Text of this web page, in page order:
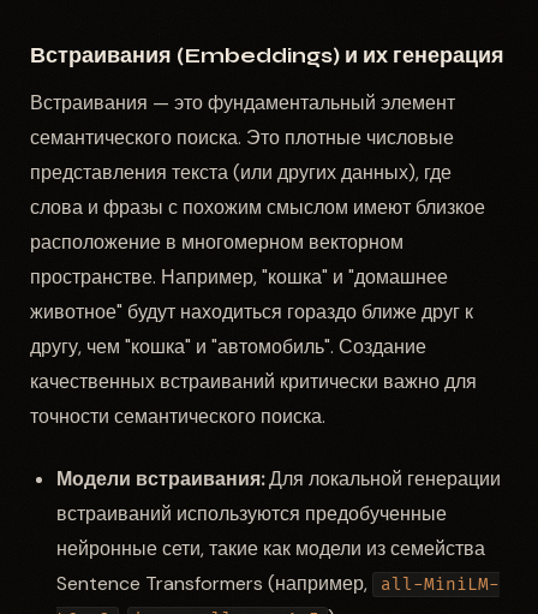
Встраивания (Embeddings) и их генерация
Встраивания — это фундаментальный элемент
семантического поиска. Это плотные числовые
представления текста (или других данных), где
слова и фразы с похожим смыслом имеют близкое
расположение в многомерном векторном
пространстве. Например, "кошка" и "домашнее
животное" будут находиться гораздо ближе друг к
другу, чем "кошка" и "автомобиль". Создание
качественных встраиваний критически важно для
точности семантического поиска.
Модели встраивания:Для локальной генерации
встраиваний используются предобученные
нейронные сети, такие как модели из семейства
Sentence Transformers (например,
all-MiniLM-